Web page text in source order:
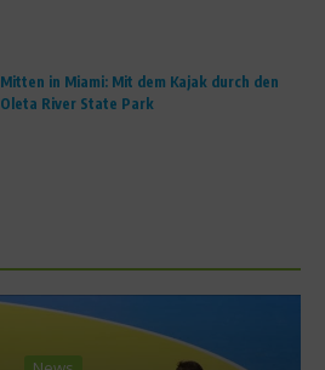
Mitten in Miami: Mit dem Kajak durch den
Oleta River State Park